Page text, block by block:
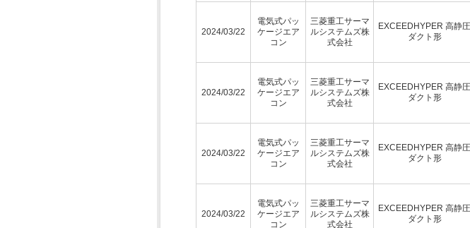
2024/03/22
電気式パッ
ケージエア
コン
三菱重工サーマ
ルシステムズ株
式会社
EXCEEDHYPER 高静圧
ダクト形
2024/03/22
電気式パッ
ケージエア
コン
三菱重工サーマ
ルシステムズ株
式会社
EXCEEDHYPER 高静圧
ダクト形
2024/03/22
電気式パッ
ケージエア
コン
三菱重工サーマ
ルシステムズ株
式会社
EXCEEDHYPER 高静圧
ダクト形
2024/03/22
電気式パッ
ケージエア
コン
三菱重工サーマ
ルシステムズ株
式会社
EXCEEDHYPER 高静圧
ダクト形